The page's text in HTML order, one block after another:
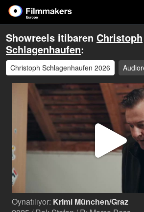
Showreels itibaren Christoph
Schlagenhaufen:
Christoph Schlagenhaufen 2026
Oynatılıyor: Krimi München/Graz